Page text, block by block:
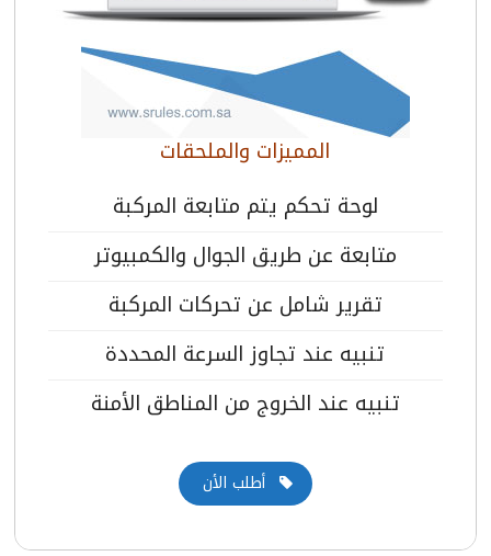
المميزات والملحقات
لوحة تحكم يتم متابعة المركبة
متابعة عن طريق الجوال والكمبيوتر
تقرير شامل عن تحركات المركبة
تنبيه عند تجاوز السرعة المحددة
تنبيه عند الخروج من المناطق الأمنة
أطلب الأن